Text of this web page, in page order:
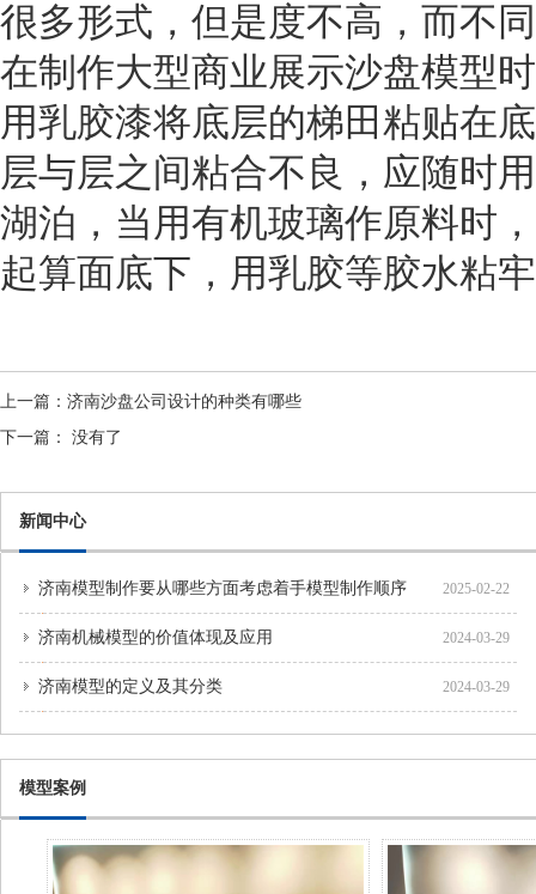
很多形式，但是度不高，而不
在制作大型商业展示沙盘模型
用乳胶漆将底层的梯田粘贴在
层与层之间粘合不良，应随时
湖泊，当用有机玻璃作原料时
起算面底下，用乳胶等胶水粘
上一篇： 济南沙盘公司设计的种类有哪些
下一篇： 没有了
新闻中心
济南模型制作要从哪些方面考虑着手模型制作顺序 2025-02-22
济南机械模型的价值体现及应用 2024-03-29
济南模型的定义及其分类 2024-03-29
模型案例